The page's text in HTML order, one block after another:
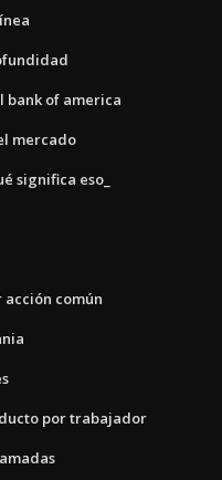
bank of america
mercado
significa eso_
común
por trabajador